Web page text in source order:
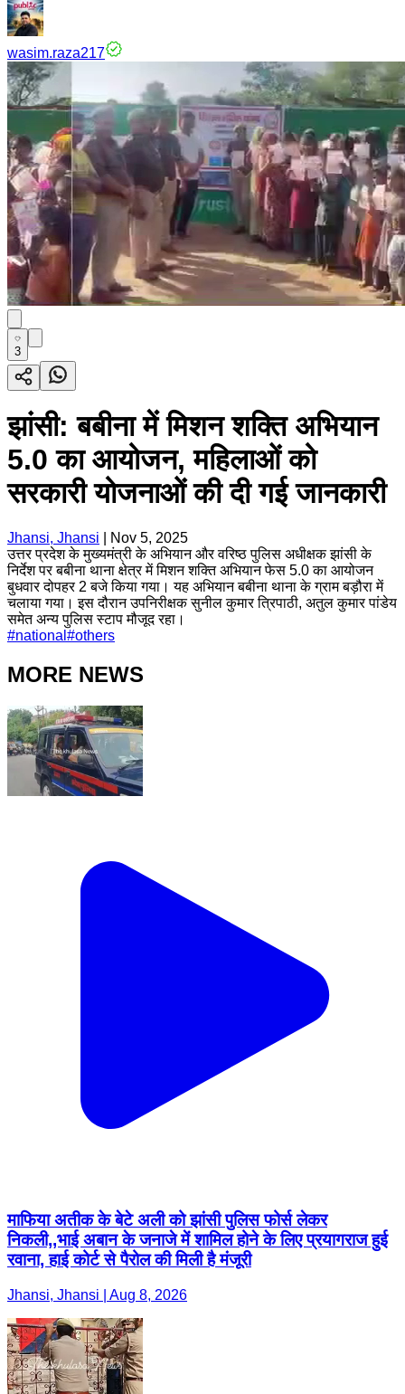
wasim.raza217
3
झांसी: बबीना में मिशन शक्ति अभियान
5.0 का आयोजन, महिलाओं को
सरकारी योजनाओं की दी गई जानकारी
Jhansi, Jhansi
Nov 5, 2025
उत्तर प्रदेश के मुख्यमंत्री के अभियान और वरिष्ठ पुलिस अधीक्षक झांसी के
निर्देश पर बबीना थाना क्षेत्र में मिशन शक्ति अभियान फेस 5.0 का आयोजन
बुधवार दोपहर 2 बजे किया गया। यह अभियान बबीना थाना के ग्राम बड़ौरा में
चलाया गया। इस दौरान उपनिरीक्षक सुनील कुमार त्रिपाठी, अतुल कुमार पांडेय
समेत अन्य पुलिस स्टाप मौजूद रहा।
#national #others
MORE NEWS
माफिया अतीक के बेटे अली को झांसी पुलिस फोर्स लेकर
निकली,,भाई अबान के जनाजे में शामिल होने के लिए प्रयागराज हुई
रवाना, हाई कोर्ट से पैरोल की मिली है मंजूरी
Jhansi, Jhansi | Aug 8, 2026